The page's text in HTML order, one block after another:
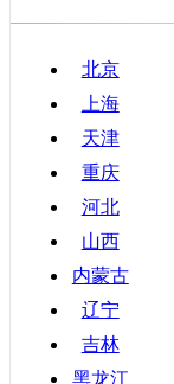
河南
湖北
湖南
广东
广西
海南
四川
贵州
云南
西藏
陕西
汽车制造
橡塑机械
烟草机械
医疗设备
印刷机械
8月
9月
10月
11月
12月
北京
上海
天津
重庆
河北
山西
内蒙古
辽宁
吉林
黑龙江